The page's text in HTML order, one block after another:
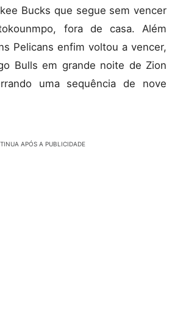
Bucks que segue sem vencer
fora de casa. Além
Pelicans enfim voltou a vencer,
Bulls em grande noite de Zion
uma sequência de nove
APÓS A PUBLICIDADE